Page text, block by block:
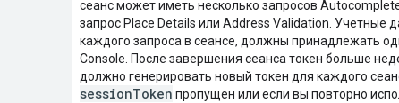
сеанс может иметь несколько запросов
запрос Place Details или Address Validation. Учетные
каждого запроса в сеансе, должны принадлежать
Console. После завершения сеанса токен больше
должно генерировать новый токен для каждого
sessionToken пропущен или если вы повторно